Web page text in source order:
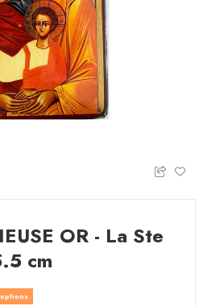
OR - La Ste
cm